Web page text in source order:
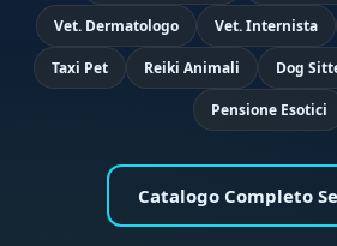
Vet. Dermatologo Vet. Internista
Taxi Pet Reiki Animali Dog
Pensione Esotici
Catalogo Completo